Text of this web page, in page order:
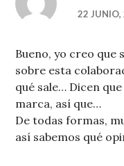
22 JUNIO,
Bueno, yo creo que
sobre esta
qué sale… Dicen
marca, así que…
De todas formas,
así sabemos qué